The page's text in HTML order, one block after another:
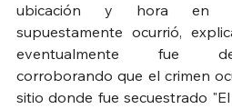
ubicación y hora en
supuestamente ocurrió,
eventualmente fue
corroborando que el crimen
sitio donde fue secuestrado